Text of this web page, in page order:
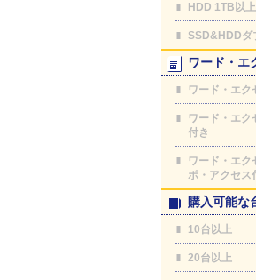
HDD 1TB以上
SSD&HDDダ
ワード・エ
ワード・エク
ワード・エク
付き
ワード・エク
ポ・アクセス
購入可能な
10台以上
20台以上